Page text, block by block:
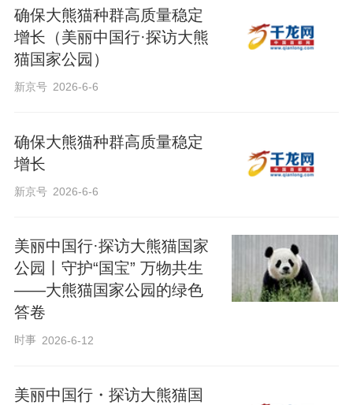
确保大熊猫种群高质量稳定
增长（美丽中国行·探访大熊
猫国家公园）
新京号 2026-6-6
确保大熊猫种群高质量稳定
增长
新京号 2026-6-6
美丽中国行·探访大熊猫国家
公园丨守护“国宝” 万物共生
——大熊猫国家公园的绿色
答卷
时事 2026-6-12
美丽中国行・探访大熊猫国